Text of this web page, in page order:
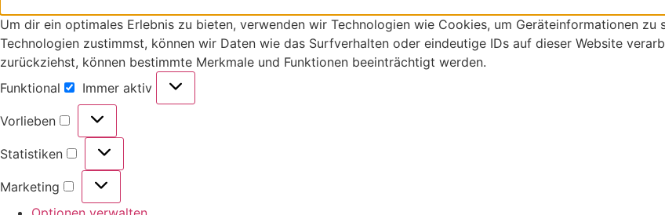
Um dir ein optimales Erlebnis zu bieten, verwenden wir Technologien wie Cookies, um Geräteinformationen
Technologien zustimmst, können wir Daten wie das Surfverhalten oder eindeutige IDs auf dieser Website
zurückziehst, können bestimmte Merkmale und Funktionen beeinträchtigt werden.
Funktional
Immer aktiv
Vorlieben
Statistiken
Marketing